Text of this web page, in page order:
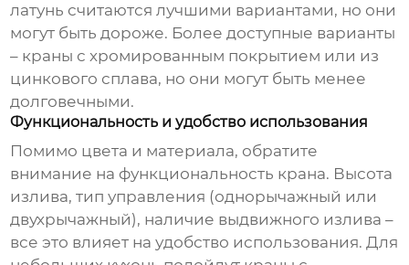
латунь считаются лучшими вариантами, но они
могут быть дороже. Более доступные варианты
– краны с хромированным покрытием или из
цинкового сплава, но они могут быть менее
долговечными.
Функциональность и удобство использования
Помимо цвета и материала, обратите
внимание на функциональность крана. Высота
излива, тип управления (однорычажный или
двухрычажный), наличие выдвижного излива –
все это влияет на удобство использования. Для